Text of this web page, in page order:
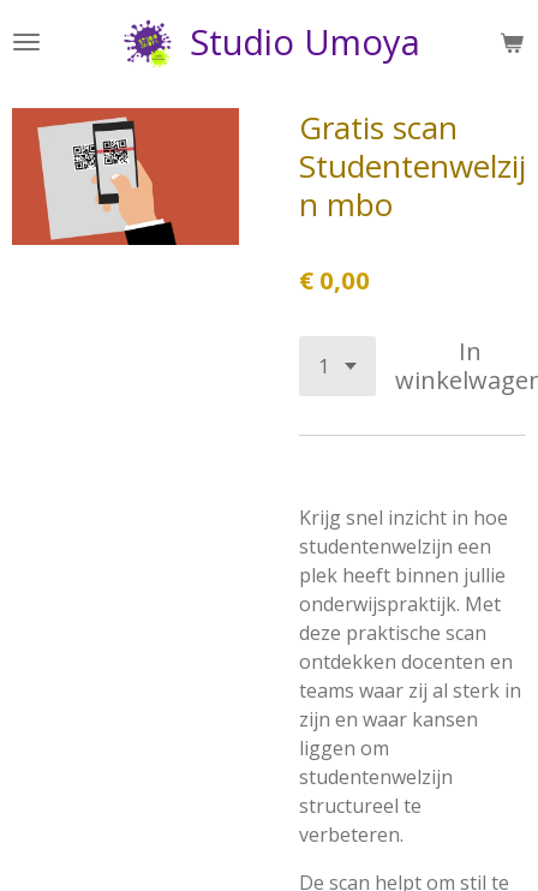
direct
de
hoofdinhoud
Studio Umoya
Gratis scan
Studentenwelzij
n mbo
€ 0,00
In
Krijg snel inzicht in hoe
studentenwelzijn een
plek heeft binnen jullie
onderwijspraktijk. Met
deze praktische scan
ontdekken docenten en
teams waar zij al sterk in
zijn en waar kansen
liggen om
studentenwelzijn
structureel te
verbeteren.
De scan helpt om stil te